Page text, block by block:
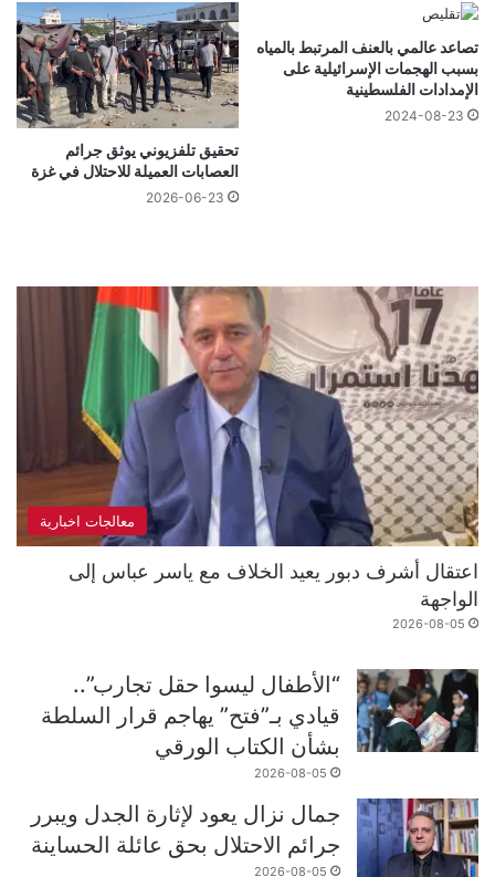
تصاعد عالمي بالعنف المرتبط بالمياه
بسبب الهجمات الإسرائيلية على
الإمدادات الفلسطينية
2024-08-23
تحقيق تلفزيوني يوثق جرائم
العصابات العميلة للاحتلال في غزة
2026-06-23
معالجات اخبارية
اعتقال أشرف دبور يعيد الخلاف مع ياسر عباس إلى
الواجهة
2026-08-05
“الأطفال ليسوا حقل تجارب”..
قيادي بـ”فتح” يهاجم قرار السلطة
بشأن الكتاب الورقي
2026-08-05
جمال نزال يعود لإثارة الجدل ويبرر
جرائم الاحتلال بحق عائلة الحساينة
2026-08-05